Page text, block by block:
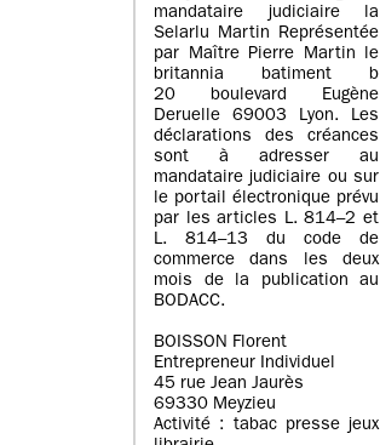
mandataire judiciaire la
Selarlu Martin Représentée
par Maître Pierre Martin le
britannia batiment b
20 boulevard Eugène
Deruelle 69003 Lyon. Les
déclarations des créances
sont à adresser au
mandataire judiciaire ou sur
le portail électronique prévu
par les articles L. 814–2 et
L. 814–13 du code de
commerce dans les deux
mois de la publication au
BODACC.
BOISSON Florent
Entrepreneur Individuel
45 rue Jean Jaurès
69330 Meyzieu
Activité : tabac presse jeux